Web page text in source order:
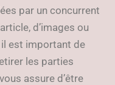
par un concurrent
d’images ou
il est important de
les parties
assure d’être